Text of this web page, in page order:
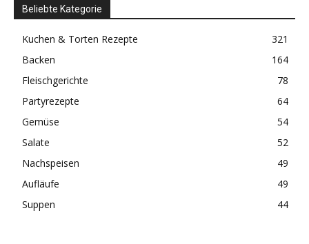
Beliebte Kategorie
Kuchen & Torten Rezepte
321
Backen
164
Fleischgerichte
78
Partyrezepte
64
Gemüse
54
Salate
52
Nachspeisen
49
Aufläufe
49
Suppen
44